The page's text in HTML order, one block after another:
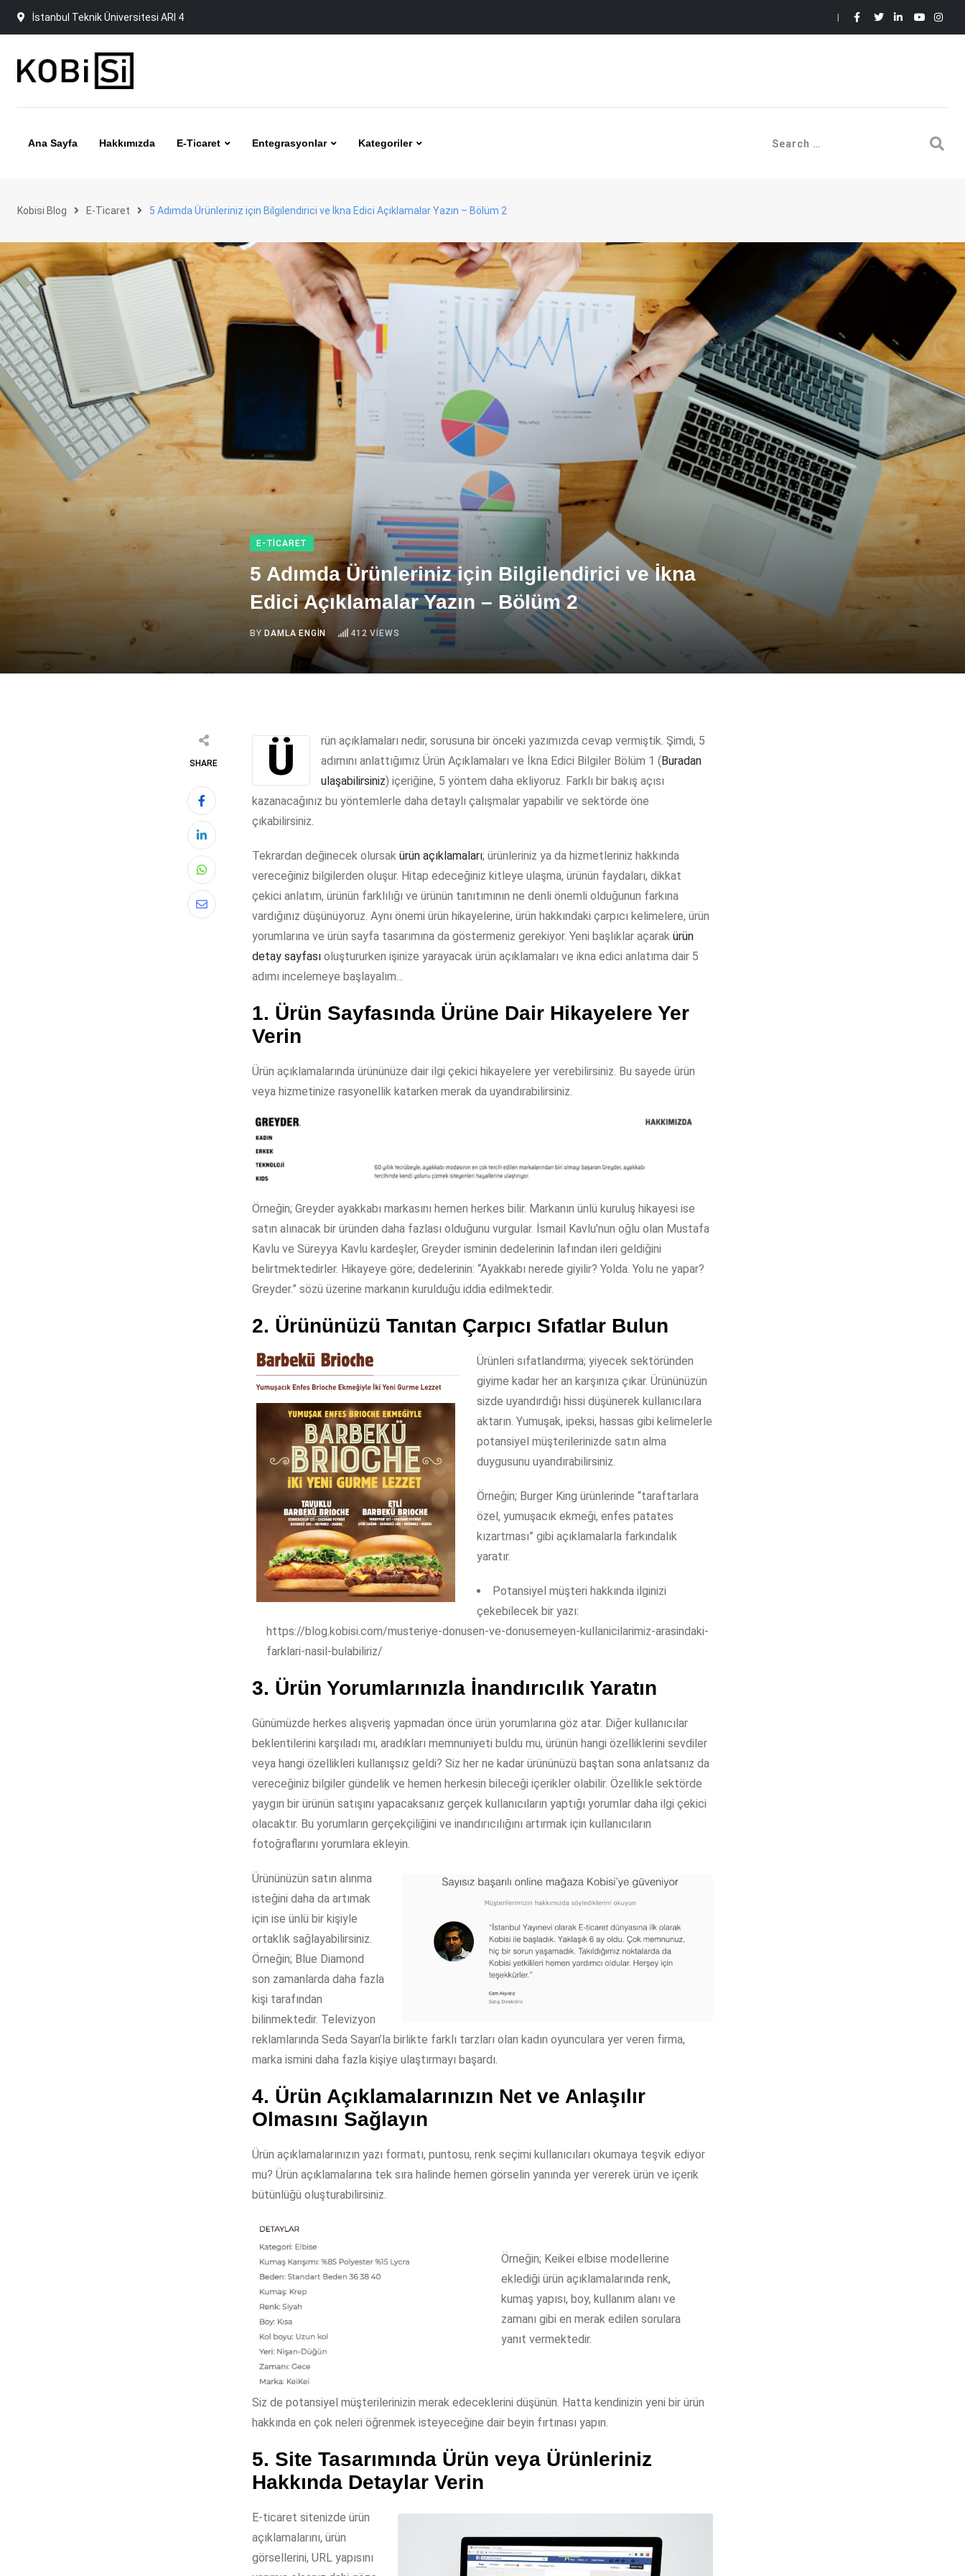
Skip
İstanbul Teknik Üniversitesi ARI 4
Ana Sayfa Hakkımızda E-Ticaret Entegrasyonlar Kategoriler
Kobisi Blog E-Ticaret 5 Adımda Ürünleriniz için Bilgilendirici ve İkna Edici Açıklamalar Yazın – Bölüm 2
E-TICARET
5 Adımda Ürünleriniz için Bilgilendirici ve İkna
Edici Açıklamalar Yazın – Bölüm 2
BY DAMLA ENGIN 412 VIEWS
SHARE
Whatsapp
Share
Ürün açıklamaları nedir, sorusuna bir önceki yazımızda cevap vermiştik. Şimdi, 5 adımını anlattığımız Ürün Açıklamaları ve İkna Edici Bilgiler Bölüm 1 ( Buradan
ulaşabilirsiniz) içeriğine, 5 yöntem daha ekliyoruz. Farklı bir bakış açısı
kazanacağınız bu yöntemlerle daha detaylı çalışmalar yapabilir ve sektörde öne
çıkabilirsiniz.
Tekrardan değinecek olursak ürün açıklamaları; ürünleriniz ya da hizmetleriniz hakkında
vereceğiniz bilgilerden oluşur. Hitap edeceğiniz kitleye ulaşma, ürünün faydaları, dikkat
çekici anlatım, ürünün farklılığı ve ürünün tanıtımının ne denli önemli olduğunun farkına
vardığınız düşünüyoruz. Aynı önemi ürün hikayelerine, ürün hakkındaki çarpıcı kelimelere, ürün
yorumlarına ve ürün sayfa tasarımına da göstermeniz gerekiyor. Yeni başlıklar açarak ürün
detay sayfası oluştururken işinize yarayacak ürün açıklamaları ve ikna edici anlatıma dair 5
adımı incelemeye başlayalım…
1. Ürün Sayfasında Ürüne Dair Hikayelere Yer
Verin
Ürün açıklamalarında ürününüze dair ilgi çekici hikayelere yer verebilirsiniz. Bu sayede ürün
veya hizmetinize rasyonellik katarken merak da uyandırabilirsiniz.
Örneğin; Greyder ayakkabı markasını hemen herkes bilir. Markanın ünlü kuruluş hikayesi ise
satın alınacak bir üründen daha fazlası olduğunu vurgular. İsmail Kavlu’nun oğlu olan Mustafa
Kavlu ve Süreyya Kavlu kardeşler, Greyder isminin dedelerinin lafından ileri geldiğini
belirtmektedirler. Hikayeye göre; dedelerinin: “Ayakkabı nerede giyilir? Yolda. Yolu ne yapar?
Greyder.” sözü üzerine markanın kurulduğu iddia edilmektedir.
2. Ürününüzü Tanıtan Çarpıcı Sıfatlar Bulun
Ürünleri sıfatlandırma; yiyecek sektöründen
giyime kadar her an karşınıza çıkar. Ürününüzün
sizde uyandırdığı hissi düşünerek kullanıcılara
aktarın. Yumuşak, ipeksi, hassas gibi kelimelerle
potansiyel müşterilerinizde satın alma
duygusunu uyandırabilirsiniz.
Örneğin; Burger King ürünlerinde “taraftarlara
özel, yumuşacık ekmeği, enfes patates
kızartması” gibi açıklamalarla farkındalık
yaratır.
Potansiyel müşteri hakkında ilginizi
çekebilecek bir yazı:
https://blog.kobisi.com/musteriye-donusen-ve-donusemeyen-kullanicilarimiz-arasindaki-
farklari-nasil-bulabiliriz/
3. Ürün Yorumlarınızla İnandırıcılık Yaratın
Günümüzde herkes alışveriş yapmadan önce ürün yorumlarına göz atar. Diğer kullanıcılar
beklentilerini karşıladı mı, aradıkları memnuniyeti buldu mu, ürünün hangi özelliklerini sevdiler
veya hangi özellikleri kullanışsız geldi? Siz her ne kadar ürününüzü baştan sona anlatsanız da
vereceğiniz bilgiler gündelik ve hemen herkesin bileceği içerikler olabilir. Özellikle sektörde
yaygın bir ürünün satışını yapacaksanız gerçek kullanıcıların yaptığı yorumlar daha ilgi çekici
olacaktır. Bu yorumların gerçekçiliğini ve inandırıcılığını artırmak için kullanıcıların
fotoğraflarını yorumlara ekleyin.
Ürününüzün satın alınma
isteğini daha da artımak
için ise ünlü bir kişiyle
ortaklık sağlayabilirsiniz.
Örneğin; Blue Diamond
son zamanlarda daha fazla
kişi tarafından
bilinmektedir. Televizyon
reklamlarında Seda Sayan’la birlikte farklı tarzları olan kadın oyunculara yer veren firma,
marka ismini daha fazla kişiye ulaştırmayı başardı.
4. Ürün Açıklamalarınızın Net ve Anlaşılır
Olmasını Sağlayın
Ürün açıklamalarınızın yazı formatı, puntosu, renk seçimi kullanıcıları okumaya teşvik ediyor
mu? Ürün açıklamalarına tek sıra halinde hemen görselin yanında yer vererek ürün ve içerik
bütünlüğü oluşturabilirsiniz.
Örneğin; Keikei elbise modellerine
eklediği ürün açıklamalarında renk,
kumaş yapısı, boy, kullanım alanı ve
zamanı gibi en merak edilen sorulara
yanıt vermektedir.
Siz de potansiyel müşterilerinizin merak edeceklerini düşünün. Hatta kendinizin yeni bir ürün
hakkında en çok neleri öğrenmek isteyeceğine dair beyin fırtınası yapın.
5. Site Tasarımında Ürün veya Ürünleriniz
Hakkında Detaylar Verin
E-ticaret sitenizde ürün
açıklamalarını, ürün
görsellerini, URL yapısını